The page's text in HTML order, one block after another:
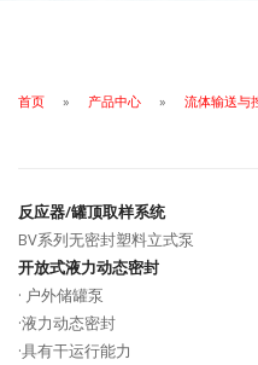
首页 产品中心 流体输送与
反应器/罐顶取样系统
BV系列无密封塑料立式泵
开放式液力动态密封
· 户外储罐泵
·液力动态密封
·具有干运行能力